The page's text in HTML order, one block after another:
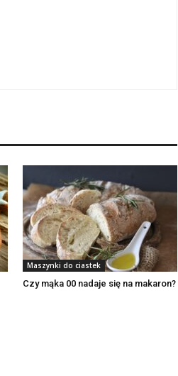
Maszynki do ciastek
Czy mąka 00 nadaje się na makaron?